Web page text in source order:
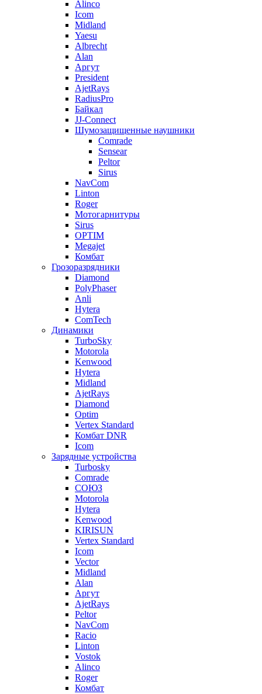
Alinco
Icom
Midland
Yaesu
Albrecht
Alan
Аргут
President
AjetRays
RadiusPro
Байкал
JJ-Connect
Шумозащищенные наушники
Comrade
Sensear
Peltor
Sirus
NavCom
Linton
Roger
Мотогарнитуры
Sirus
OPTIM
Megajet
Комбат
Грозоразрядники
Diamond
PolyPhaser
Anli
Hytera
ComTech
Динамики
TurboSky
Motorola
Kenwood
Hytera
Midland
AjetRays
Diamond
Optim
Vertex Standard
Комбат DNR
Icom
Зарядные устройства
Turbosky
Comrade
СОЮЗ
Motorola
Hytera
Kenwood
KIRISUN
Vertex Standard
Icom
Vector
Midland
Alan
Аргут
AjetRays
Peltor
NavCom
Racio
Linton
Vostok
Alinco
Roger
Комбат